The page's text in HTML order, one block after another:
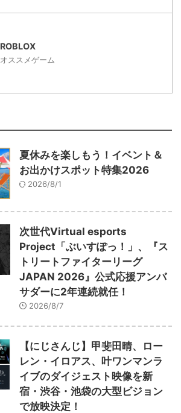
ROBLOX
オススメゲーム
夏休みを楽しもう！イベント＆
お出かけスポット特集2026
2026/8/1
次世代Virtual esports
Project「ぶいすぽっ！」、『ス
トリートファイターリーグ
JAPAN 2026』公式応援アンバ
サダーに2年連続就任！
2026/8/7
【にじさんじ】甲斐田晴、ロー
レン・イロアス、叶ワンマンラ
イブのダイジェスト映像を新
宿・渋谷・池袋の大型ビジョン
で放映決定！